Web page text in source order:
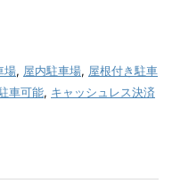
場, 屋内駐車場, 屋根付き駐車
車可能, キャッシュレス決済